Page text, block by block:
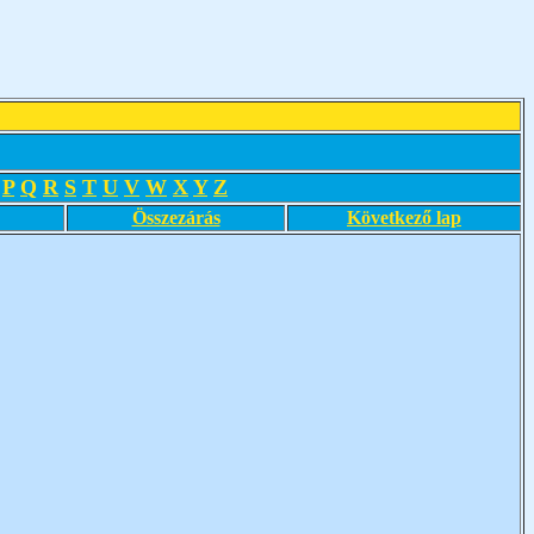
P Q R S T U V W X Y Z
Összezárás Következő lap